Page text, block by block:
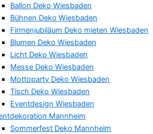
Ballon Deko Wiesbaden
Bühnen Deko Wiesbaden
Firmenjubiläum Deko mieten Wiesbaden
Blumen Deko Wiesbaden
Licht Deko Wiesbaden
Messe Deko Wiesbaden
Mottoparty Deko Wiesbaden
Tisch Deko Wiesbaden
Eventdesign Wiesbaden
Mannheim
Sommerfest Deko Mannheim